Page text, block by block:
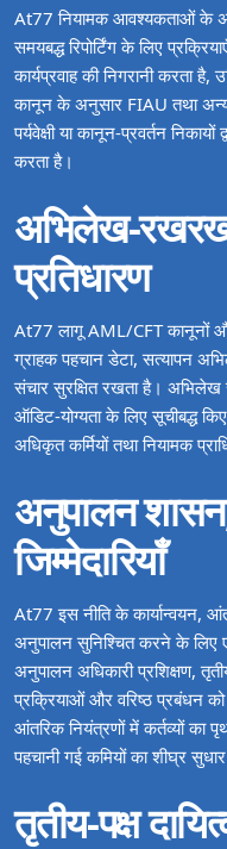
At77 नियामक आवश्यकताओं के
समयबद्ध रिपोर्टिंग के लिए
कार्यप्रवाह की निगरानी करता
कानून के अनुसार FIAU तथा
पर्यवेक्षी या कानून‑प्रवर्तन
करता है।
प्रतिधारण
At77 लागू AML/CFT कानूनों और
ग्राहक पहचान डेटा, सत्यापन
संचार सुरक्षित रखता है। अभिलेख
ऑडिट‑योग्यता के लिए सूचीबद्ध
अधिकृत कर्मियों तथा नियामक
अनुपालन
जिम्मेदारियाँ
At77 इस नीति के कार्यान्वयन,
अनुपालन सुनिश्चित करने के लिए
अनुपालन अधिकारी प्रशिक्षण,
प्रक्रियाओं और वरिष्ठ प्रबंधन
आंतरिक नियंत्रणों में कर्तव्यों का
पहचानी गई कमियों का शीघ्र
तृतीय‑पक्ष